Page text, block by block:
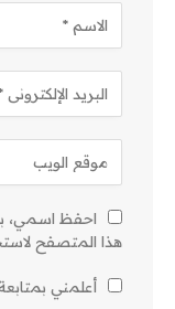
احفظ اسمي،
هذا المتصفح
أعلمني